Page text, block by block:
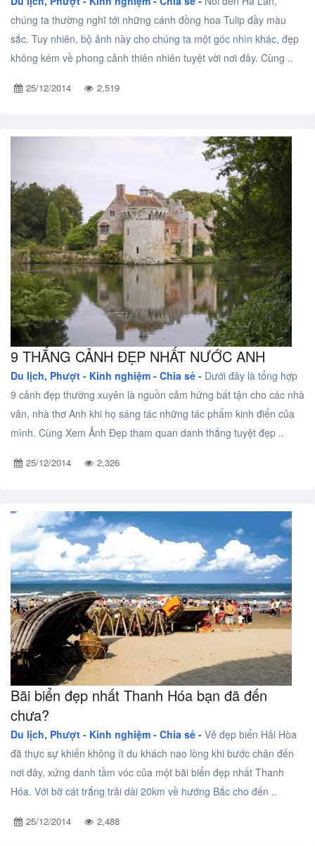
chúng ta thường nghĩ tới những cánh đồng hoa Tulip đầy màu
sắc. Tuy nhiên, bộ ảnh này cho chúng ta một góc nhìn khác, đẹp
không kém về phong cảnh thiên nhiên tuyệt vời nơi đây. Cùng ..
25/12/2014 2,519
9 THẮNG CẢNH ĐẸP NHẤT NƯỚC ANH
Du lịch, Phượt - Kinh nghiệm - Chia sẻ - Dưới đây là tổng hợp
9 cảnh đẹp thường xuyên là nguồn cảm hứng bất tận cho các nhà
văn, nhà thơ Anh khi họ sáng tác những tác phẩm kinh điển của
mình. Cùng Xem Ảnh Đẹp tham quan danh thắng tuyệt đẹp ..
25/12/2014 2,326
Bãi biển đẹp nhất Thanh Hóa bạn đã đến
chưa?
Du lịch, Phượt - Kinh nghiệm - Chia sẻ - Vẻ đẹp biển Hải Hòa
đã thực sự khiến không ít du khách nao lòng khi bước chân đến
nơi đây, xứng danh tầm vóc của một bãi biển đẹp nhất Thanh
Hóa. Với bờ cát trắng trải dài 20km về hướng Bắc cho đến ..
25/12/2014 2,488